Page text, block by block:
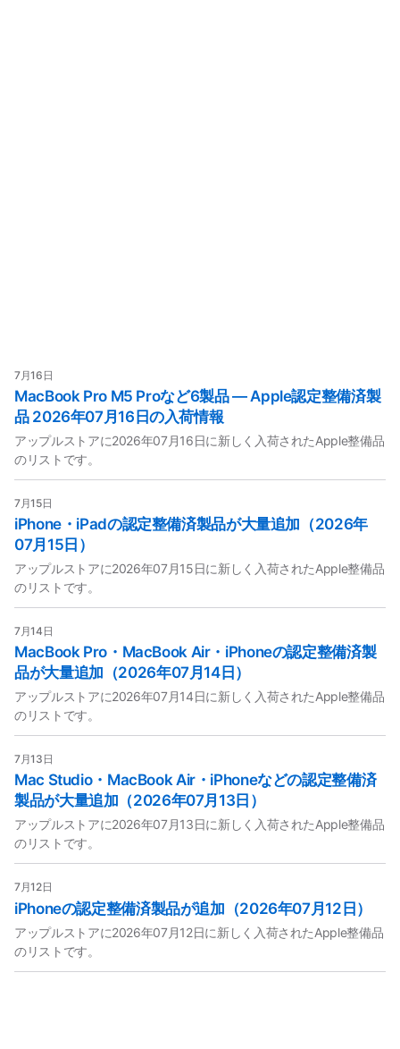
7月16日
MacBook Pro M5 Proなど6製品 — Apple認定整備済製
品 2026年07月16日の入荷情報
アップルストアに2026年07月16日に新しく入荷されたApple整備品
のリストです。
7月15日
iPhone・iPadの認定整備済製品が大量追加（2026年
07月15日）
アップルストアに2026年07月15日に新しく入荷されたApple整備品
のリストです。
7月14日
MacBook Pro・MacBook Air・iPhoneの認定整備済製
品が大量追加（2026年07月14日）
アップルストアに2026年07月14日に新しく入荷されたApple整備品
のリストです。
7月13日
Mac Studio・MacBook Air・iPhoneなどの認定整備済
製品が大量追加（2026年07月13日）
アップルストアに2026年07月13日に新しく入荷されたApple整備品
のリストです。
7月12日
iPhoneの認定整備済製品が追加（2026年07月12日）
アップルストアに2026年07月12日に新しく入荷されたApple整備品
のリストです。